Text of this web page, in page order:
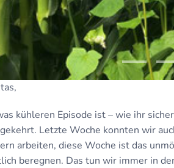
kühleren Episode ist – wie ihr
Letzte Woche konnten wir
arbeiten, diese Woche ist das
beregnen. Das tun wir immer in